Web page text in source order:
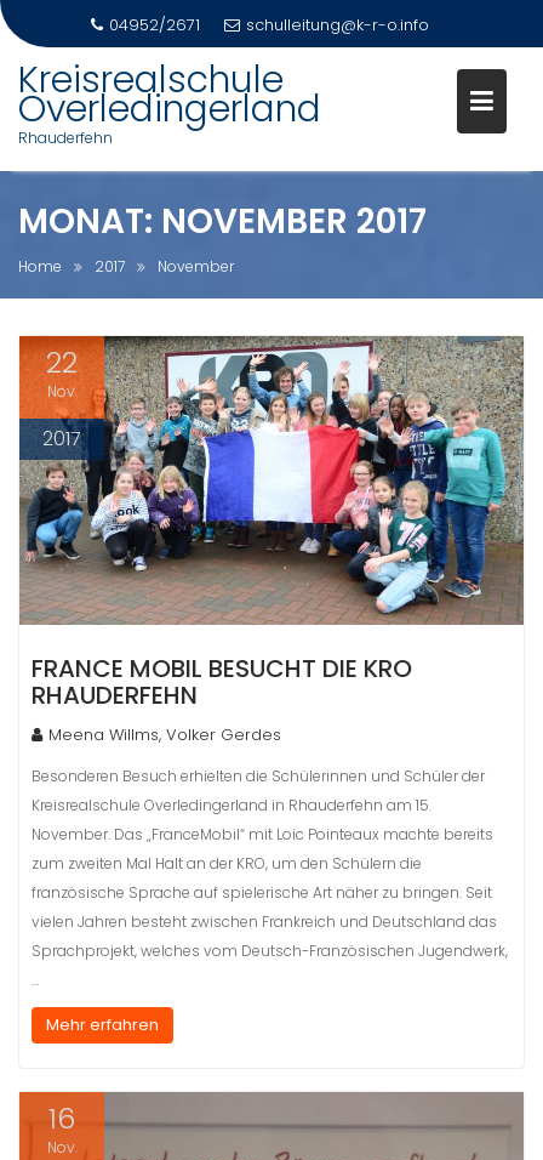
content
04952/2671 schulleitung@k-r-o.info
Kreisrealschule
Overledingerland
Rhauderfehn
MONAT: NOVEMBER 2017
Home 2017 November
22
Nov.
2017
FRANCE MOBIL BESUCHT DIE KRO
RHAUDERFEHN
Meena Willms, Volker Gerdes
Besonderen Besuch erhielten die Schülerinnen und Schüler der
Kreisrealschule Overledingerland in Rhauderfehn am 15.
November. Das „FranceMobil“ mit Loic Pointeaux machte bereits
zum zweiten Mal Halt an der KRO, um den Schülern die
französische Sprache auf spielerische Art näher zu bringen. Seit
vielen Jahren besteht zwischen Frankreich und Deutschland das
Sprachprojekt, welches vom Deutsch-Französischen Jugendwerk,
…
Mehr erfahren
16
Nov.